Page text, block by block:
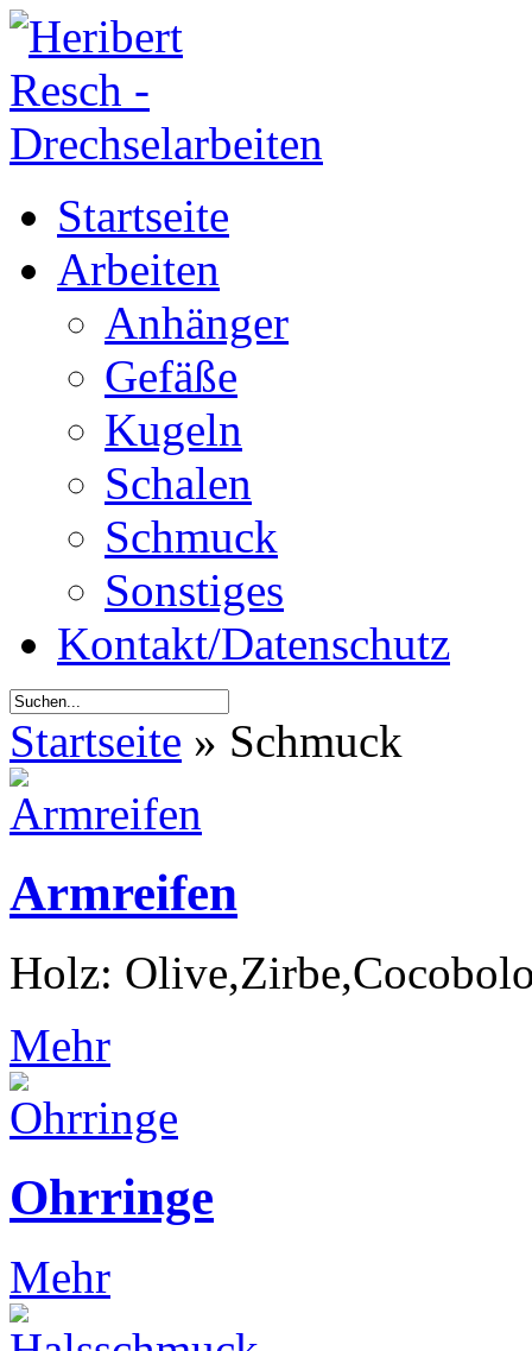
Startseite
Arbeiten
Anhänger
Gefäße
Kugeln
Schalen
Schmuck
Sonstiges
Kontakt/Datenschutz
Startseite » Schmuck
Armreifen
Holz:
Mehr
Ohrringe
Mehr